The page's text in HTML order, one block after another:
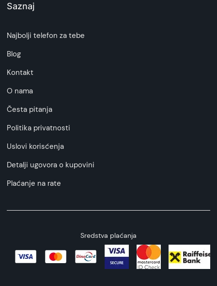
Saznaj
Najbolji telefon za tebe
Blog
Kontakt
O nama
Česta pitanja
Politika privatnosti
Uslovi korisćenja
Detalji ugovora o kupovini
Plaćanje na rate
Sredstva plaćanja